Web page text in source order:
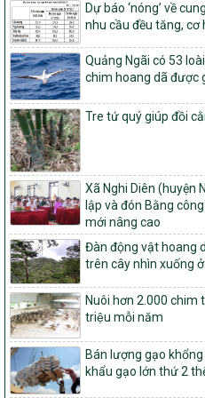
tộc thiểu số và miền núi giai đoạn
1451/QĐ-UBND
Phê duyệt danh sách các xã
trong xây dựng nông thôn mới
tỉnh Nghệ An
103/PTNT-NTM
Về việc đăng ký thực hiện Dự
Dự án 2 – Chương trình Mục tiêu
giai đoạn 2021-2025 được kéo
827/QĐ-BNNMT
Quyết định Ban hành Kế hoạch
mục tiêu quốc gia xây dựng
vững và phát triển kinh tế – xã
số và miền núi giai đoạn 2026-
đến năm 2030
14/2026/TT-BNNMT
Hướng dẫn thực hiện một số nội
tiêu chí quốc gia về nông thôn
phạm vi quản lý nhà nước của
417/QĐ-BNNMT
Dự báo ‘nóng’ về
nhu cầu đều tăng, cơ
Quảng Ngãi có 53
chim hoang dã được
Tre tứ quý giúp đồi
Xã Nghi Diên (huyện
lập và đón Bằng
mới nâng cao
Đàn động vật hoang
trên cây nhìn xuống
Nuôi hơn 2.000 chim
triệu mỗi năm
Bán lượng gạo
khẩu gạo lớn thứ 2